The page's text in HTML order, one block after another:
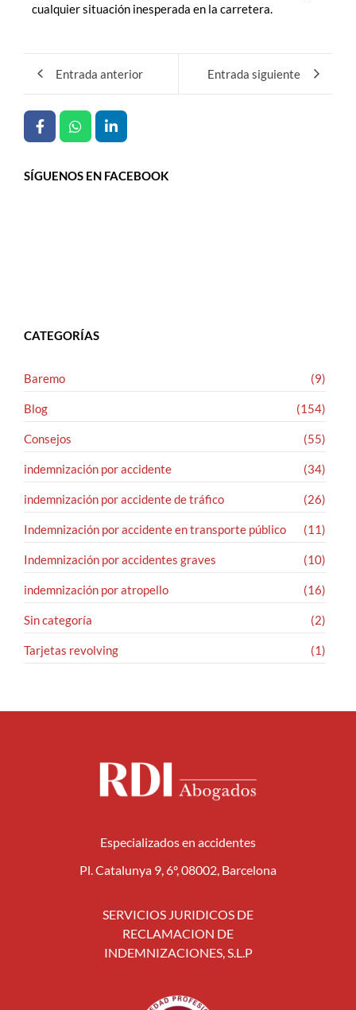
cualquier situación inesperada en la carretera.
Entrada anterior Entrada siguiente
SÍGUENOS EN FACEBOOK
CATEGORÍAS
Baremo (9)
Blog (154)
Consejos (55)
indemnización por accidente (34)
indemnización por accidente de tráfico (26)
Indemnización por accidente en transporte público (11)
Indemnización por accidentes graves (10)
indemnización por atropello (16)
Sin categoría (2)
Tarjetas revolving (1)
Especializados en accidentes
Pl. Catalunya 9, 6º, 08002, Barcelona
SERVICIOS JURIDICOS DE
RECLAMACION DE
INDEMNIZACIONES, S.L.P